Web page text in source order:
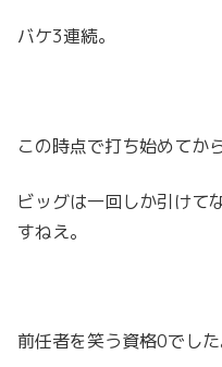
バケ3連続。
この時点で打ち始めてか
ビッグは一回しか引けて
すねえ。
前任者を笑う資格0でした